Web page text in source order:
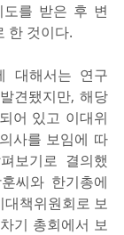
도를 받은 후 변
한 것이다.
대해서는 연구
견됐지만, 해당
어 있고 이대위
사를 보임에 따
보기로 결의했
씨와 한기총에
책위원회로 보
기 총회에서 보